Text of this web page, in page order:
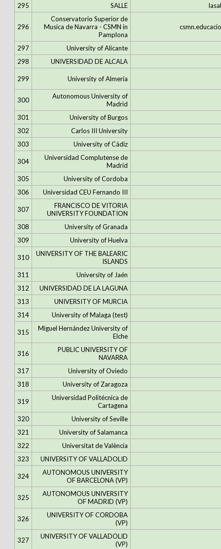
295
SALLE
296
Conservatorio Superior de
Musica de Navarra - CSMN in
Pamplona
297
University of Alicante
298
UNIVERSIDAD DE ALCALA
299 University of Almeria
300
Autonomous University of
Madrid
301
University of Burgos
302
Carlos III University
303
University of Cádiz
304
Universidad Complutense de
Madrid
305
University of Cordoba
306
Universidad CEU Fernando III
307
FRANCISCO DE VITORIA
UNIVERSITY FOUNDATION
308
University of Granada
309
University of Huelva
310
UNIVERSITY OF THE BALEARIC
ISLANDS
311
University of Jaén
312
UNIVERSIDAD DE LA LAGUNA
313
UNIVERSITY OF MURCIA
314
University of Malaga (test)
315
Miguel Hernández University of
Elche
316
PUBLIC UNIVERSITY OF
NAVARRA
317
University of Oviedo
318
University of Zaragoza
319
Universidad Politécnica de
Cartagena
320
University of Seville
321
University of Salamanca
322
Universitat de València
323
UNIVERSITY OF VALLADOLID
324
AUTONOMOUS UNIVERSITY
OF BARCELONA (VP)
325
AUTONOMOUS UNIVERSITY
OF MADRID (VP)
326
UNIVERSITY OF CORDOBA
(VP)
327
UNIVERSITY OF VALLADOLID
(VP)